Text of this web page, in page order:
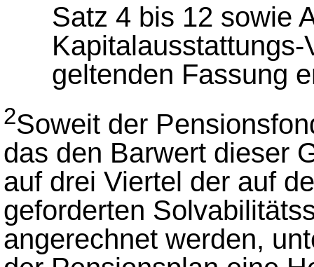
Satz 4 bis 12 sowie
geltenden Fassung
2Soweit der
das den Barwert dieser
auf drei Viertel der auf
geforderten
angerechnet werden,